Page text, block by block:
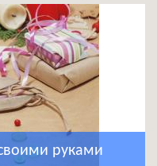
руками